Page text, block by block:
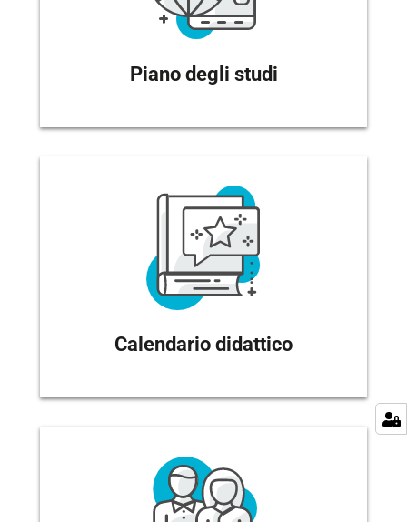
Piano degli studi
Calendario didattico